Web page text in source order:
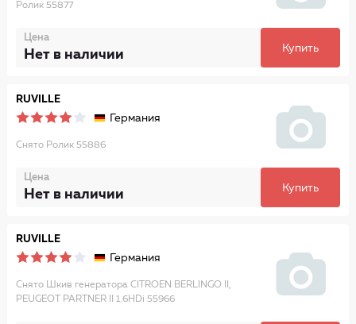
Ролик 55877
Цена
Нет в наличии Купить
RUVILLE
Германия
Снято Ролик 55886
Цена
Нет в наличии Купить
RUVILLE
Германия
Снято Шкив генератора CITROEN BERLINGO II,
PEUGEOT PARTNER II 1.6HDi 55966